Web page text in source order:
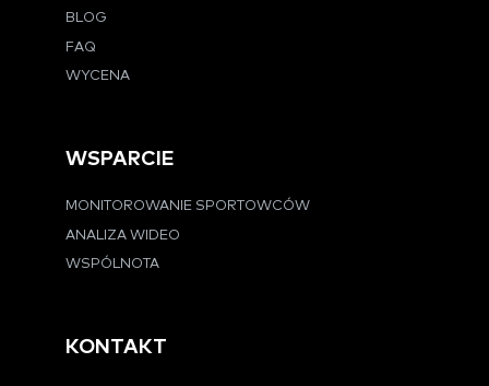
BLOG
FAQ
WYCENA
WSPARCIE
MONITOROWANIE SPORTOWCÓW
ANALIZA WIDEO
WSPÓLNOTA
KONTAKT